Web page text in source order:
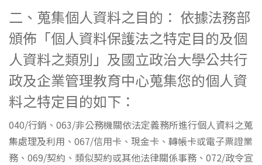
二、蒐集個人資料之目的： 依據法務部
頒佈「個人資料保護法之特定目的及個
人資料之類別」及國立政治大學公共行
政及企業管理教育中心蒐集您的個人資
料之特定目的如下：
040/行銷、063/非公務機關依法定義務所進行個人資料之蒐
集處理及利用、067/信用卡、現金卡、轉帳卡或電子票證業
務、069/契約、類似契約或其他法律關係事務、072/政令宣